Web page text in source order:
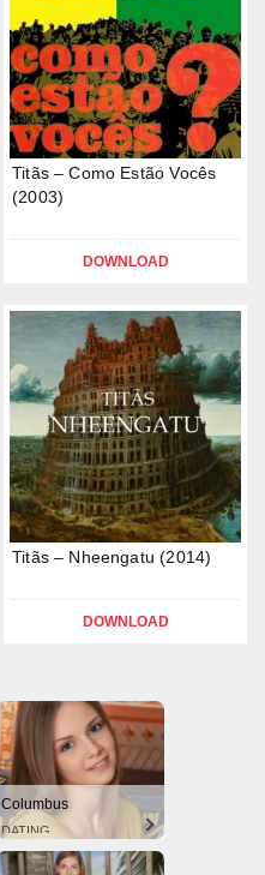
Titãs – Como Estão Vocês
(2003)
DOWNLOAD
Titãs – Nheengatu (2014)
DOWNLOAD
Columbus
DATING